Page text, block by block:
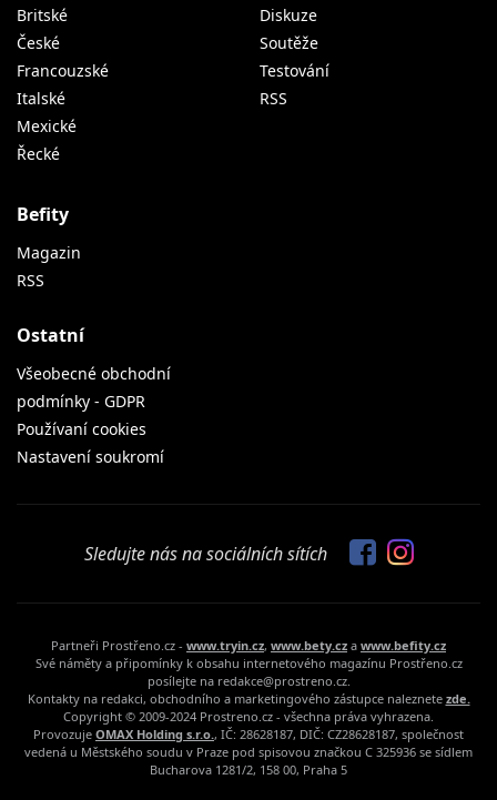
Britské
České
Francouzské
Italské
Mexické
Řecké
Diskuze
Soutěže
Testování
RSS
Befity
Magazin
RSS
Ostatní
Všeobecné obchodní
podmínky - GDPR
Používaní cookies
Nastavení soukromí
Sledujte nás na sociálních sítích
Partneři Prostřeno.cz - www.tryin.cz, www.bety.cz a www.befity.cz
Své náměty a připomínky k obsahu internetového magazínu Prostřeno.cz
posílejte na redakce@prostreno.cz.
Kontakty na redakci, obchodního a marketingového zástupce naleznete zde.
Copyright © 2009-2024 Prostreno.cz - všechna práva vyhrazena.
Provozuje OMAX Holding s.r.o., IČ: 28628187, DIČ: CZ28628187, společnost
vedená u Městského soudu v Praze pod spisovou značkou C 325936 se sídlem
Bucharova 1281/2, 158 00, Praha 5